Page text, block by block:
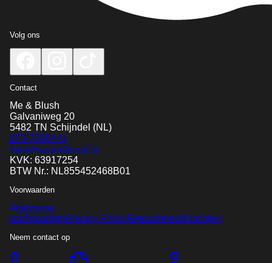
Volg ons
Contact
Me & Blush
Galvaniweg 20
5482 TN Schijndel (NL)
073-7200441
info@meandblush.nl
KVK: 63917254
BTW Nr.: NL855452468B01
Voorwaarden
Algemene
voorwaardenPrivacy PolicyRetourbeleid Klachten
Neem contact op